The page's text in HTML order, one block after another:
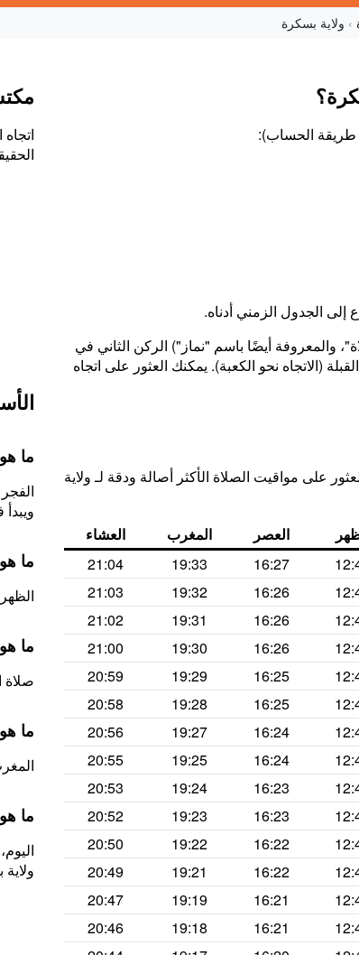
ولاية بسكرة
طريقة الحساب):
إلى الجدول الزمني أدناه.
والمعروفة أيضًا باسم "نماز") الركن الثاني في
(الاتجاه نحو الكعبة). يمكنك العثور على اتجاه
على مواقيت الصلاة الأكثر أصالة ودقة لـ ولاية
العصر المغرب
العشاء
16:27
19:33
21:04
16:26
19:32
21:03
16:26
19:31
21:02
16:26
19:30
21:00
16:25
19:29
20:59
16:25
19:28
20:58
16:24
19:27
20:56
16:24
19:25
20:55
16:23
19:24
20:53
16:23
19:23
20:52
16:22
19:22
20:50
16:22
19:21
20:49
16:21
19:19
20:47
16:21
19:18
20:46
ما
ويبدأ في
ما
الظهر
ما
صلاة العصر
ما
ما